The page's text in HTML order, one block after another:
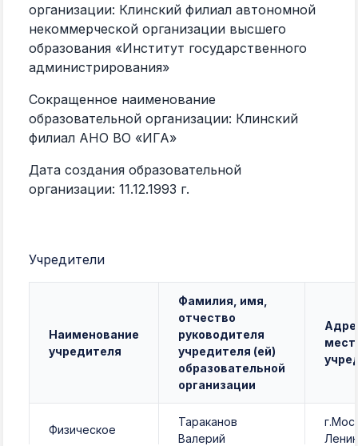
Физическое
лицо
Тараканов Иван
Валериевич
организации: Клинский филиал автономной
некоммерческой организации высшего
образования «Институт государственного
администрирования»
Сокращенное наименование
образовательной организации: Клинский
филиал АНО ВО «ИГА»
Дата создания образовательной
организации: 11.12.1993 г.
Учредители
Наименование
учредителя
Фамилия, имя,
отчество
руководителя
учредителя (ей)
образовательной
организации
Физическое
Тараканов
Валерий